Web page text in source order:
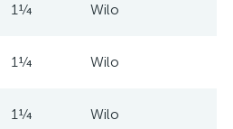
1¼ Wilo
1¼ Wilo
1¼ Wilo